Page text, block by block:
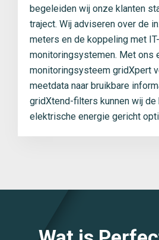
begeleiden wij onze klanten
traject. Wij adviseren over de
meters en de koppeling met
monitoringsystemen. Met ons
monitoringsysteem gridXpert
meetdata naar bruikbare
gridXtend-filters kunnen wij
elektrische energie gericht